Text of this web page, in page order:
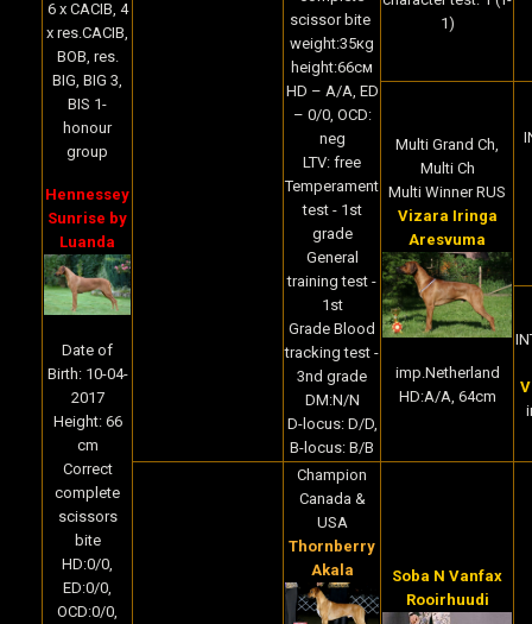
6 x CACIB, 4
x res.CACIB,
BOB, res.
BIG, BIG 3,
BIS 1-
honour
group
Hennessey
Sunrise by
Luanda
Date of
Birth: 10-04-
2017
Height: 66
cm
Correct
complete
scissors
bite
HD:0/0,
ED:0/0,
OCD:0/0,
scissor bite
weight:35кg
height:66cм
HD – A/A, ED
– 0/0, OCD:
neg
LTV: free
Temperament
test - 1st
grade
General
training test -
1st
Grade Blood
tracking test -
3nd grade
DM:N/N
D-locus: D/D,
B-locus: B/B
1)
Multi Grand Ch,
Multi Ch
Multi Winner RUS
Vizara Iringa
Aresvuma
imp.Netherland
HD:A/A, 64cm
Champion
Canada &
USA
Thornberry
Akala
Soba N Vanfax
Rooirhuudi